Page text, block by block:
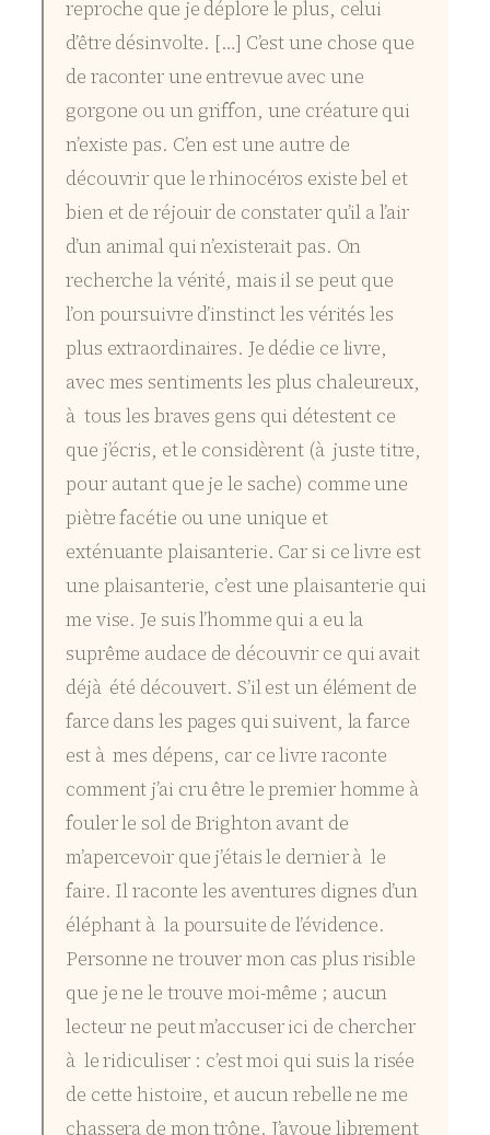
reproche que je déplore le plus, celui
d’être désinvolte. […] C’est une chose que
de raconter une entrevue avec une
gorgone ou un griffon, une créature qui
n’existe pas. C’en est une autre de
découvrir que le rhinocéros existe bel et
bien et de réjouir de constater qu’il a l’air
d’un animal qui n’existerait pas. On
recherche la vérité, mais il se peut que
l’on poursuivre d’instinct les vérités les
plus extraordinaires. Je dédie ce livre,
avec mes sentiments les plus chaleureux,
à tous les braves gens qui détestent ce
que j’écris, et le considèrent (à juste titre,
pour autant que je le sache) comme une
piètre facétie ou une unique et
exténuante plaisanterie. Car si ce livre est
une plaisanterie, c’est une plaisanterie qui
me vise. Je suis l’homme qui a eu la
suprême audace de découvrir ce qui avait
déjà été découvert. S’il est un élément de
farce dans les pages qui suivent, la farce
est à mes dépens, car ce livre raconte
comment j’ai cru être le premier homme à
fouler le sol de Brighton avant de
m’apercevoir que j’étais le dernier à le
faire. Il raconte les aventures dignes d’un
éléphant à la poursuite de l’évidence.
Personne ne trouver mon cas plus risible
que je ne le trouve moi-même ; aucun
lecteur ne peut m’accuser ici de chercher
à le ridiculiser : c’est moi qui suis la risée
de cette histoire, et aucun rebelle ne me
chassera de mon trône. J’avoue librement